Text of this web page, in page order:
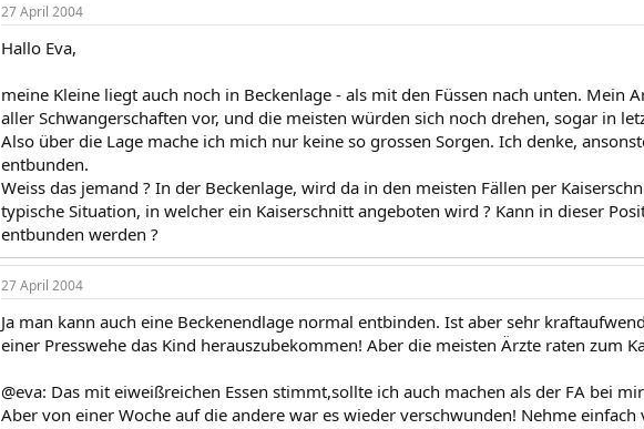
27 April 2004
Hallo Eva,
meine Kleine liegt auch noch in Beckenlage - als mit den Füssen nach unten. Mein
aller Schwangerschaften vor, und die meisten würden sich noch drehen, sogar in
Also über die Lage mache ich mich nur keine so grossen Sorgen. Ich denke,
entbunden.
Weiss das jemand ? In der Beckenlage, wird da in den meisten Fällen per
typische Situation, in welcher ein Kaiserschnitt angeboten wird ? Kann in dieser
entbunden werden ?
27 April 2004
Ja man kann auch eine Beckenendlage normal entbinden. Ist aber sehr
einer Presswehe das Kind herauszubekommen! Aber die meisten Ärzte raten zum
@eva: Das mit eiweißreichen Essen stimmt,sollte ich auch machen als der FA bei
Aber von einer Woche auf die andere war es wieder verschwunden! Nehme